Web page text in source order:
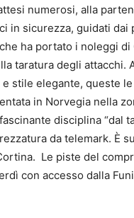
numerosi, alla
in sicurezza, guidati
ha portato i noleggi
taratura degli attacchi.
e stile elegante, queste
in Norvegia nella
disciplina “dal
da telemark. È
Le piste del
con accesso dalla